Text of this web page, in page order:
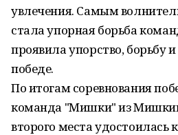
увлечения. Самым
стала упорная борьба
проявила упорство, борьбу
победе.
По итогам соревнования
команда "Мишки" из
второго места